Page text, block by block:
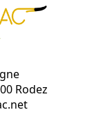
Rodez